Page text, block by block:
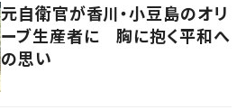
元自衛官が香川・小豆島のオリ
ーブ生産者に 胸に抱く平和へ
の思い